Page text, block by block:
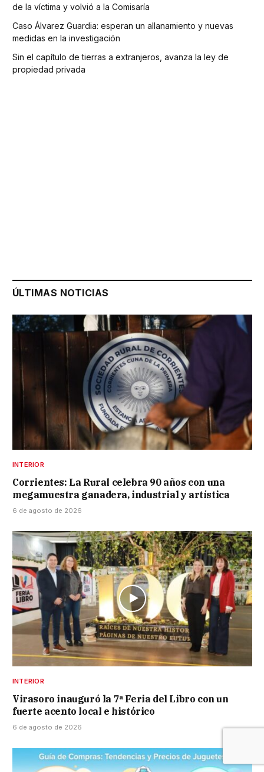
de la víctima y volvió a la Comisaría
Caso Álvarez Guardia: esperan un allanamiento y nuevas
medidas en la investigación
Sin el capítulo de tierras a extranjeros, avanza la ley de
propiedad privada
ÚLTIMAS NOTICIAS
INTERIOR
Corrientes: La Rural celebra 90 años con una
megamuestra ganadera, industrial y artística
6 de agosto de 2026
INTERIOR
Virasoro inauguró la 7ª Feria del Libro con un
fuerte acento local e histórico
6 de agosto de 2026